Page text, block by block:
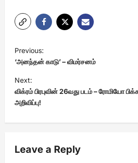
o
s
t
n
a
i
Previous:
‘அனந்தன் காடு’ – விமர்சனம்
Next:
விக்ரம் பிரபுவின் 26வது படம் – ரோமியோ
அறிவிப்பு!
Leave a Reply